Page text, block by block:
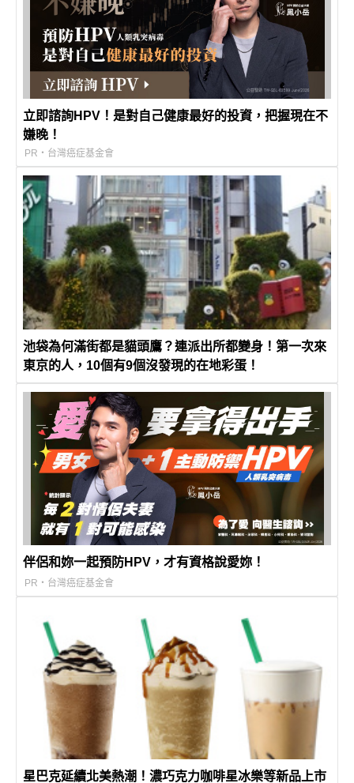
立即諮詢HPV！是對自己健康最好的投資，把握現在不
嫌晚！
PR・台灣癌症基金會
池袋為何滿街都是貓頭鷹？連派出所都變身！第一次來
東京的人，10個有9個沒發現的在地彩蛋！
伴侶和妳一起預防HPV，才有資格說愛妳！
PR・台灣癌症基金會
星巴克延續北美熱潮！濃巧克力咖啡星冰樂等新品上市